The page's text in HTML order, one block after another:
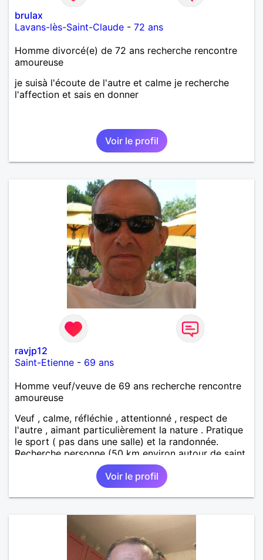
brulax
Lavans-lès-Saint-Claude - 72 ans
Homme divorcé(e) de 72 ans recherche rencontre
amoureuse
je suisà l'écoute de l'autre et calme je recherche
l'affection et sais en donner
Voir le profil
ravjp12
Saint-Etienne - 69 ans
Homme veuf/veuve de 69 ans recherche rencontre
amoureuse
Veuf , calme, réfléchie , attentionné , respect de
l'autre , aimant particulièrement la nature . Pratique
le sport ( pas dans une salle) et la randonnée.
Recherche personne (50 km environ autour de saint
étienne) pour finir le reste de ma vie , sereinement ,
en parfaite harmonie et confiance.
Voir le profil